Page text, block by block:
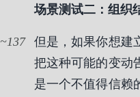
场景测试二：组织
137
但是，如果你想建
把这种可能的变动
是一个不值得信赖